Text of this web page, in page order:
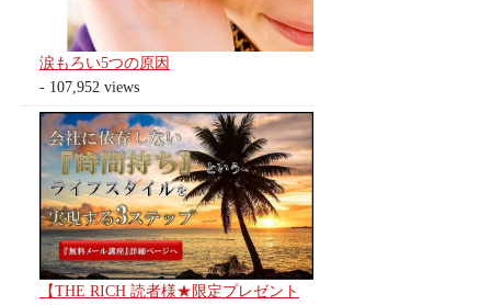
涙もろい5つの原因
- 107,952 views
【THE RICH 読者様★限定プレゼント